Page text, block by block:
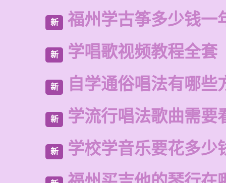
新 福州学古筝多少钱一
新 学唱歌视频教程全套
新 自学通俗唱法有哪些
新 学流行唱法歌曲需要
新 学校学音乐要花多少